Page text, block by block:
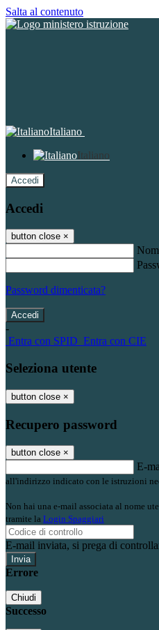
Salta al contenuto
Italiano
Italiano
Accedi
Accedi
button close ×
Password dimenticata?
-
Entra con SPID Entra con CIE
Seleziona utente
button close ×
Recupero password
button close ×
E-
all'indirizzo indicato con le istruzioni
Non hai una e-mail associata al nome
tramite la Login Spaggiari
E-mail inviata, si prega di
Errore
Chiudi
Successo